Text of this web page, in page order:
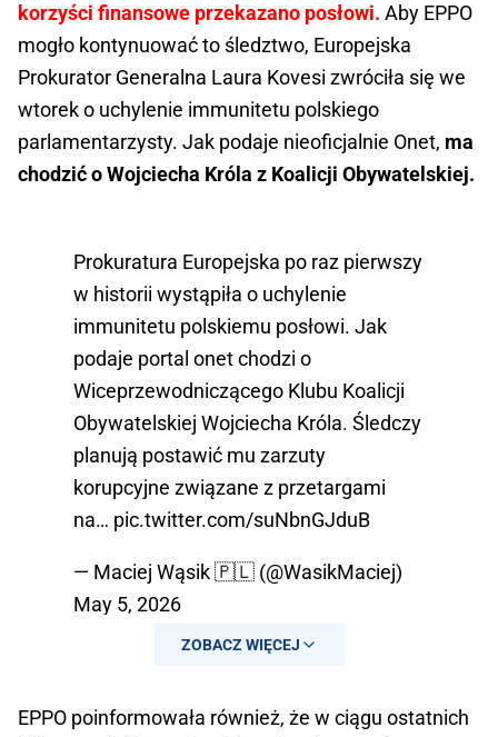
korzyści finansowe przekazano posłowi. Aby EPPO
mogło kontynuować to śledztwo, Europejska
Prokurator Generalna Laura Kovesi zwróciła się we
wtorek o uchylenie immunitetu polskiego
parlamentarzysty. Jak podaje nieoficjalnie Onet, ma
chodzić o Wojciecha Króla z Koalicji Obywatelskiej.
Prokuratura Europejska po raz pierwszy
w historii wystąpiła o uchylenie
immunitetu polskiemu posłowi. Jak
podaje portal onet chodzi o
Wiceprzewodniczącego Klubu Koalicji
Obywatelskiej Wojciecha Króla. Śledczy
planują postawić mu zarzuty
korupcyjne związane z przetargami
na… pic.twitter.com/suNbnGJduB
— Maciej Wąsik 🇵🇱 (@WasikMaciej)
May 5, 2026
ZOBACZ WIĘCEJ
EPPO poinformowała również, że w ciągu ostatnich